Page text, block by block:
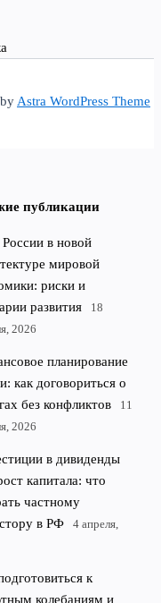
Astra WordPress Theme
публикации
России в новой
мировой
риски и
развития
18
2026
планирование
как договориться о
без конфликтов
11
2026
в дивиденды
капитала: что
частному
в РФ
4 апреля,
к
колебаниям и